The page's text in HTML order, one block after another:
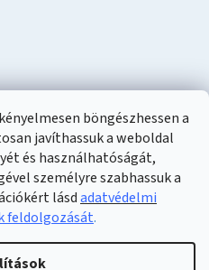
böngészhessen a
javíthassuk a weboldal
és használhatóságát,
személyre szabhassuk a
lásdadatvédelmi
feldolgozását.
készítette